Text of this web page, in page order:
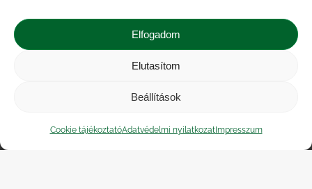
Elfogadom
Elutasítom
Beállítások
Cookie tájékoztatóAdatvédelmi nyilatkozatImpresszum
zöldség árak
átlagárértékesítési ár
Közérdekű adatok
| Adatvédelmi nyilatkozat
|